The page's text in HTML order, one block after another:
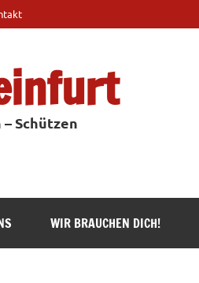
Schützen
WIR BRAUCHEN DICH!